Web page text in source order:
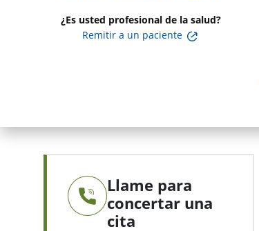
¿Es usted profesional de la salud?
Remitir a un paciente
Llame para
concertar una
cita